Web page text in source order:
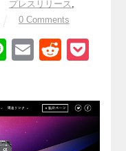
プレスリリース ,
0 Comments
Li
e
E
ail
R
d
di
t
ck
et